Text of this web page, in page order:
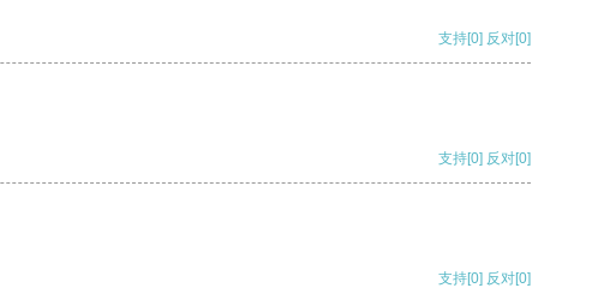
支持[0] 反对[0]
支持[0] 反对[0]
支持[0] 反对[0]